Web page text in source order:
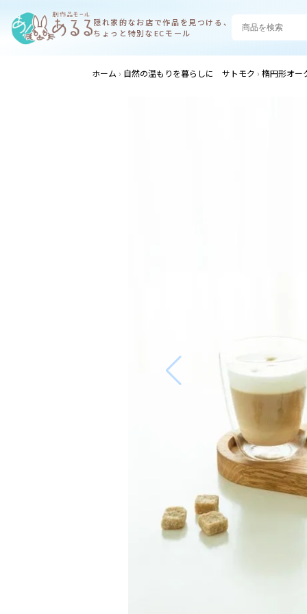
隠れ家的なお店で作品を見つける、
ちょっと特別なECモール
ホーム 自然の温もりを暮らしに サトモク 楕円形オー